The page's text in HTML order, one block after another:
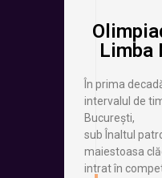
Limba
În prima
intervalul de
București,
sub Înaltul
maiestoasa
intrat în